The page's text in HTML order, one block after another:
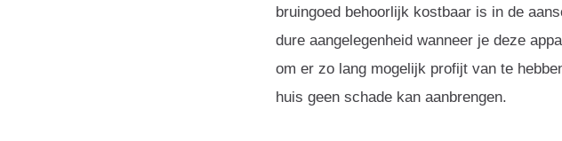
bruingoed behoorlijk kostbaar is in de
dure aangelegenheid wanneer je deze
om er zo lang mogelijk profijt van te
huis geen schade kan aanbrengen.